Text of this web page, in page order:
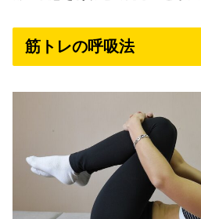
筋トレの呼吸法